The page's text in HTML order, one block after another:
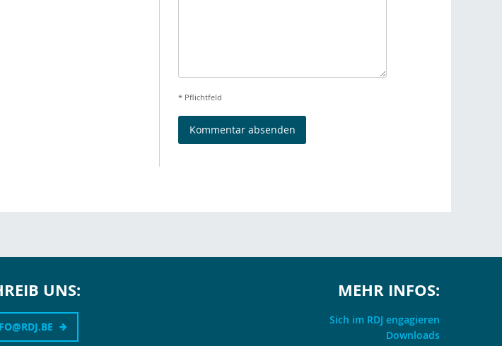
* Pflichtfeld
UNS: MEHR INFOS:
Sich im RDJ engagieren
Downloads